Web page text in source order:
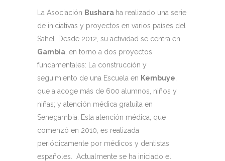
La Asociación Bushara ha realizado una serie
de iniciativas y proyectos en varios países del
Sahel. Desde 2012, su actividad se centra en
Gambia , en torno a dos proyectos
fundamentales: La construcción y
seguimiento de una Escuela en Kembuye
que a acoge más de 600 alumnos, niños y
niñas; y atención médica gratuita en
Senegambia. Esta atención médica, que
comenzó en 2010, es realizada
periódicamente por médicos y dentistas
españoles. Actualmente se ha iniciado el